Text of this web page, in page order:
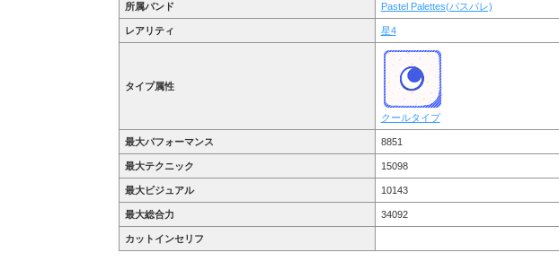
所属バンド Pastel Palettes(パスパレ)
レアリティ 星4
タイプ属性
クールタイプ
最大パフォーマンス 8851
最大テクニック 15098
最大ビジュアル 10143
最大総合力 34092
カットインセリフ